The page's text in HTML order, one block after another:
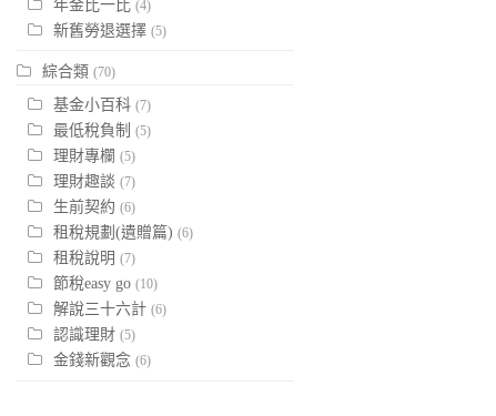
年金比一比 (4)
新舊勞退選擇 (5)
綜合類 (70)
基金小百科 (7)
最低稅負制 (5)
理財專欄 (5)
理財趣談 (7)
生前契約 (6)
租稅規劃(遺贈篇) (6)
租稅說明 (7)
節稅easy go (10)
解說三十六計 (6)
認識理財 (5)
金錢新觀念 (6)